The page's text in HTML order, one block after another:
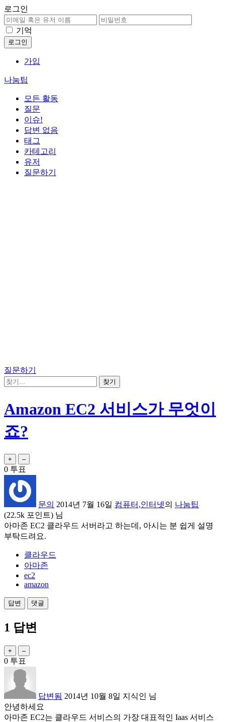
로그인
기억
가입
나눔팁
모든 활동
질문
이슈!
답변 없음
태그
카테고리
유저
질문하기
질문하기
Amazon EC2 서비스가 무엇이
죠?
0 투표
문의 2014년 7월 16일 컴퓨터,인터넷의 나눔팁
(22.5k 포인트) 님
아마존 EC2 클라우드 서버라고 하는데, 아시는 분 쉽게 설명
부탁드려요.
클라우드
아마존
ec2
amazon
1 답변
0 투표
답변됨 2014년 10월 8일 지식인 님
안녕하세요
아마존 EC2는 클라우드 서비스의 가장 대표적인 Iaas 서비스